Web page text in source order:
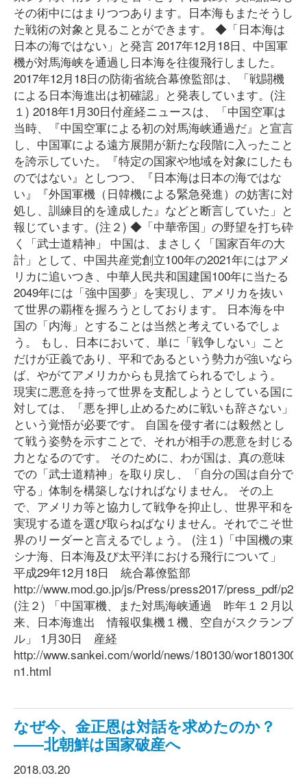
その術中にはまりつつあります。日本海もまたそうし
た戦術の対象と見ることができます。 ◆「日本海は
日本の海ではない」と発言 2017年12月18日、中国軍
機が対馬海峡を通過し日本海を往復飛行しました。
2017年12月18日の防衛省統合幕僚監部は、「戦闘機
による日本海進出は初確認」と発表しています。(注
１) 2018年1月30日付産経ニュースは、「中国空軍は
当時、『中国空軍による初の対馬海峡通過だ』と宣言
し、中国軍による遠方展開が新たな段階に入ったこと
を誇示していた。『特定の国家や地域を対象にしたも
のではない』としつつ、『日本海は日本の海ではな
い』『外国軍機（日韓機による緊急発進）の妨害に対
処し、訓練目的を達成した』などと断言していた」と
報じています。(注２) ◆「中華帝国」の野望を打ち砕
く「武士道精神」 中国は、まさしく「国家百年の大
計」として、中国共産党創立100年の2021年にはアメ
リカに追いつき、中華人民共和国建国100年に当たる
2049年には「強中国夢」を実現し、アメリカを抜い
て世界の覇権を握ろうとしております。 日本海を中
国の「内海」とすることは当然と考えているでしょ
う。 もし、日本において、単に「戦争しない」こと
だけが正義であり、平和であるという勢力が強いなら
ば、やがてアメリカからも見捨てられるでしょう。
現実に悪意を持って世界を支配しようとしている国に
対しては、「悪を押し止めるために戦いも辞さない」
という覚悟が必要です。 自国を侵す者には毅然とし
て戦う姿勢を示すことで、それが相手の悪意を封じる
力となるのです。 そのために、わが国は、真の意味
での「武士道精神」を取り戻し、「自分の国は自分で
守る」体制を構築しなければなりません。 その上
で、アメリカ等と協力して戦争を抑止し、世界平和を
実現する道を選び取らねばなりません。それでこそ世
界のリーダーと言えるでしょう。 (注１)「中国機の東
シナ海、日本海及び太平洋における飛行について」
平成29年12月18日 統合幕僚監部
http://www.mod.go.jp/js/Press/press2017/press_pdf/
(注２) 「中国軍機、また対馬海峡通過 昨年１２月以
来、日本海進出 情報収集機１機、空自がスクランブ
ル」 1月30日 産経
http://www.sankei.com/world/news/180130/
n1.html
なぜ今、金正恩は対話を求めたのか？
――北朝鮮は国家破産へ
2018.03.20